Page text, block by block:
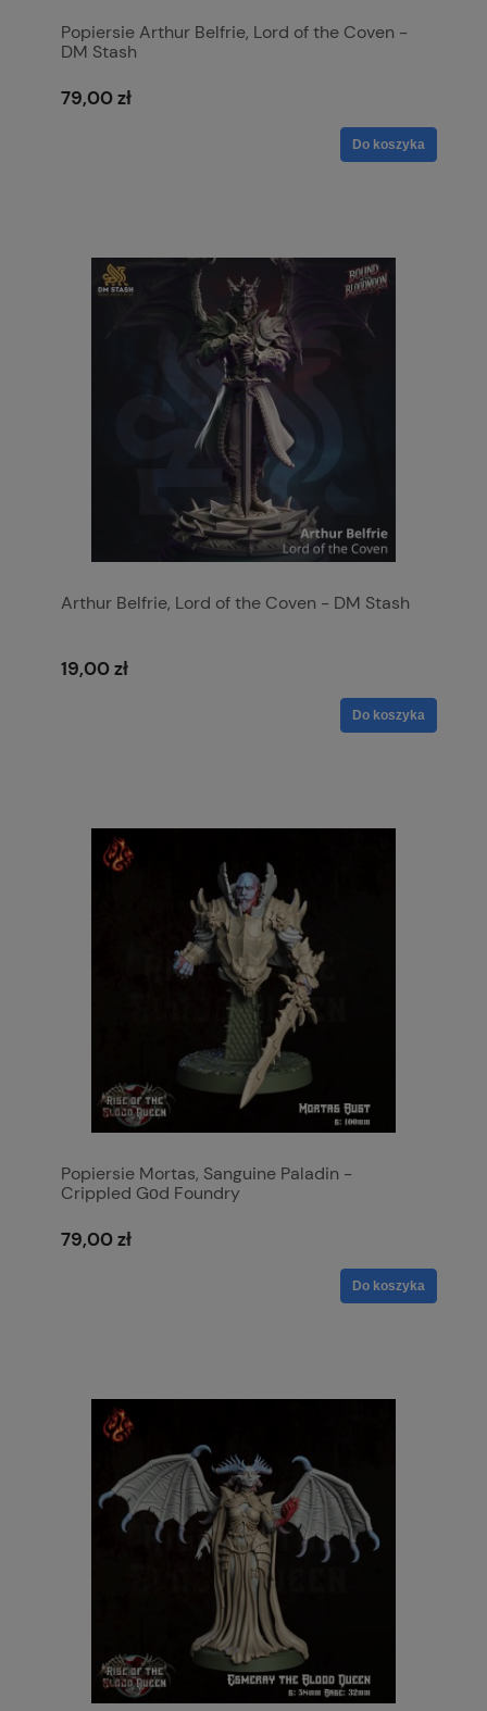
Popiersie Arthur Belfrie, Lord of the Coven -
DM Stash
79,00 zł
Do koszyka
Arthur Belfrie, Lord of the Coven - DM Stash
19,00 zł
Do koszyka
Popiersie Mortas, Sanguine Paladin -
Crippled Gοd Foundry
79,00 zł
Do koszyka